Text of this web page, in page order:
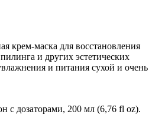
крем-маска для восстановления
и других эстетических
и питания сухой и очень
с дозаторами, 200 мл (6,76 fl oz).